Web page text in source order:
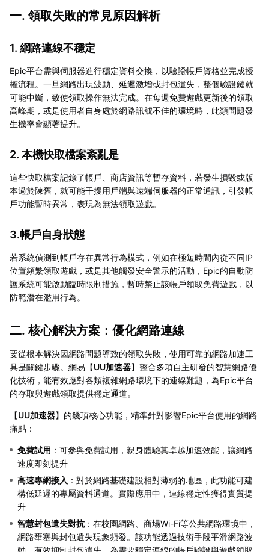
一. 領取失敗的常見原因解析
1. 網路連線不穩定
Epic平台需與伺服器進行穩定資料交換，以驗證帳戶資格並完成授
權流程。一旦網路出現波動、延遲激增或封包遺失，整個驗證鏈就
可能中斷，致使領取操作無法完成。在每週免費遊戲更新後的領取
高峰期，或是使用者自身處於網路訊號不佳的環境時，此類問題發
生機率會顯著提升。
2. 本機快取檔案紊亂是
這些快取檔案記錄了帳戶、商店資訊等暫存資料，若發生損毀或版
本過於陳舊，就可能干擾用戶端與遠端伺服器的正常通訊，引發帳
戶功能暫時異常，表現為無法領取遊戲。
3.帳戶自身狀態
若系統偵測到帳戶存在異常行為模式，例如在極短時間內從不同IP
位置頻繁領取遊戲，或是其他觸發安全警示的活動，Epic的自動防
護系統可能啟動臨時限制措施，暫時禁止該帳戶領取免費遊戲，以
防範潛在濫用行為。
二. 核心解決方案：優化網路連線
要從根本解決因網路問題導致的領取失敗，使用可靠的網路加速工
具是關鍵步驟。網易【UU加速器】整合多項自主研發的智慧網路優
化技術，能有效應對各類複雜網路環境下的連線難題，為Epic平台
的存取與遊戲領取提供穩定通道。
【UU加速器】的幾項核心功能，精準針對影響Epic平台使用的網路
痛點：
免費試用 ：可參與免費試用，親身體驗其卓越加速效能，讓網路
速度即刻提升
高速專網接入 ：對於網路基礎建設相對薄弱的地區，此功能可建
構低延遲的專屬資料通道。實際應用中，連線穩定性獲得實質提
升
智慧封包遺失對抗：在校園網路、商場Wi-Fi等公共網路環境中，
網路壅塞與封包遺失現象頻發。該功能透過技術手段平滑網路波
動，有效抑制封包遺失，為需要穩定連線的帳戶驗證與遊戲領取